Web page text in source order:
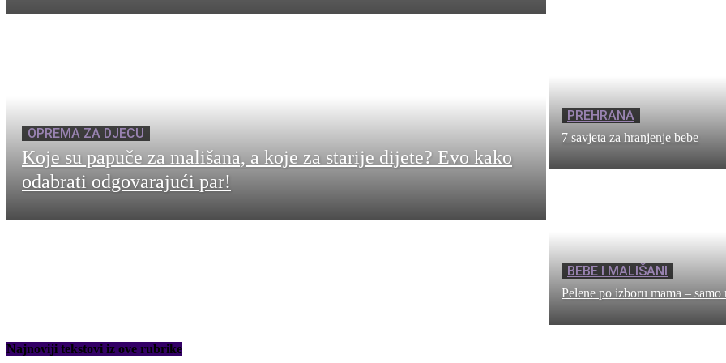
OPREMA ZA DJECU
Koje su papuče za mališana, a koje za starije dijete? Evo kako
odabrati odgovarajući par!
PREHRANA
7 savjeta za hranjenje bebe
BEBE I MALIŠANI
Pelene po izboru mama – samo
Najnoviji tekstovi iz ove rubrike